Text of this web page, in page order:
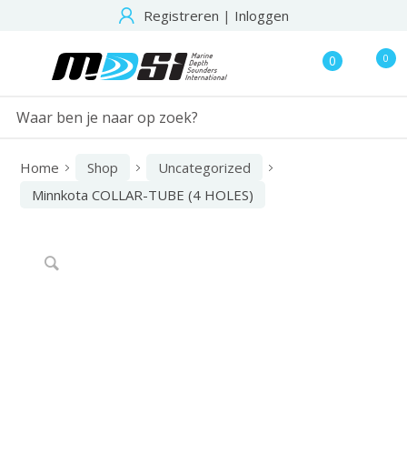
Registreren | Inloggen
0 0
Home Shop
Uncategorized
Minnkota COLLAR-TUBE (4 HOLES)